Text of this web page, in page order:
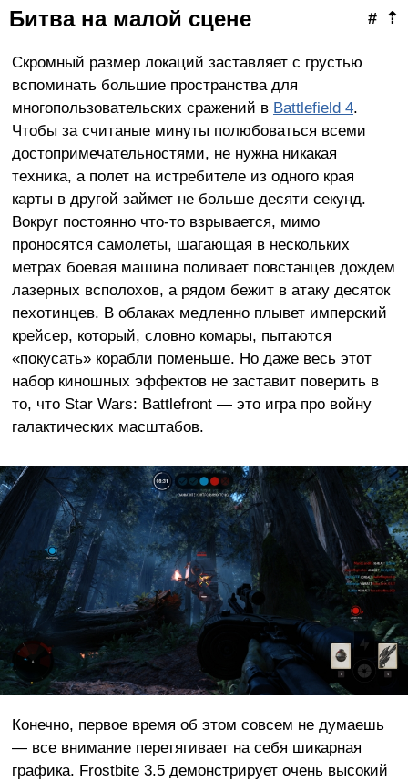
⇡
#
Битва на малой сцене
Скромный размер локаций заставляет с грустью
вспоминать большие пространства для
многопользовательских сражений в Battlefield 4.
Чтобы за считаные минуты полюбоваться всеми
достопримечательностями, не нужна никакая
техника, а полет на истребителе из одного края
карты в другой займет не больше десяти секунд.
Вокруг постоянно что-то взрывается, мимо
проносятся самолеты, шагающая в нескольких
метрах боевая машина поливает повстанцев дождем
лазерных всполохов, а рядом бежит в атаку десяток
пехотинцев. В облаках медленно плывет имперский
крейсер, который, словно комары, пытаются
«покусать» корабли поменьше. Но даже весь этот
набор киношных эффектов не заставит поверить в
то, что Star Wars: Battlefront — это игра про войну
галактических масштабов.
Конечно, первое время об этом совсем не думаешь
— все внимание перетягивает на себя шикарная
графика. Frostbite 3.5 демонстрирует очень высокий